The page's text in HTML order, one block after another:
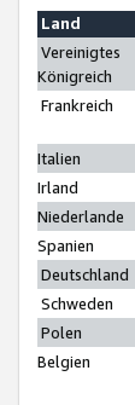
Land
Vereinigtes
Königreich
Frankreich
Italien
Irland
Niederlande
Spanien
Deutschland
Schweden
Polen
Belgien